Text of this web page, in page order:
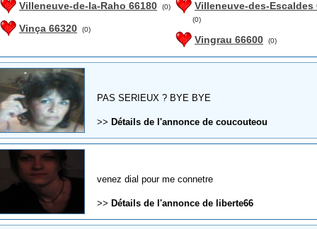
Villeneuve-de-la-Raho 66180 (0)
Vinça 66320 (0)
Villeneuve-des-Escaldes
(0)
Vingrau 66600 (0)
PAS SERIEUX ? BYE BYE
>> Détails de l'annonce de coucouteou
venez dial pour me connetre
>> Détails de l'annonce de liberte66